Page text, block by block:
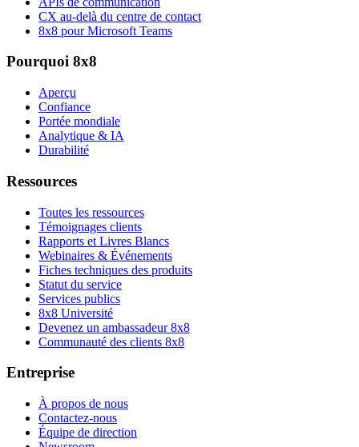
CX au-delà du centre de contact
8x8 pour Microsoft Teams
Pourquoi 8x8
Aperçu
Confiance
Portée mondiale
Analytique & IA
Durabilité
Ressources
Toutes les ressources
Témoignages clients
Rapports et Livres Blancs
Webinaires & Événements
Fiches techniques des produits
Statut du service
Services publics
8x8 Université
Devenez un ambassadeur 8x8
Communauté des clients 8x8
Entreprise
À propos de nous
Contactez-nous
Équipe de direction